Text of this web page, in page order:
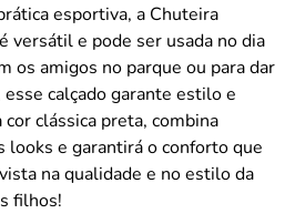
esportiva, a Chuteira
versátil e pode ser usada no dia
os amigos no parque ou para dar
calçado garante estilo e
clássica preta, combina
e garantirá o conforto que
na qualidade e no estilo da
filhos!